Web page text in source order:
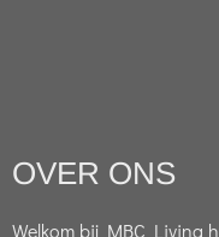
OVER ONS
Welkom bij MBC Living